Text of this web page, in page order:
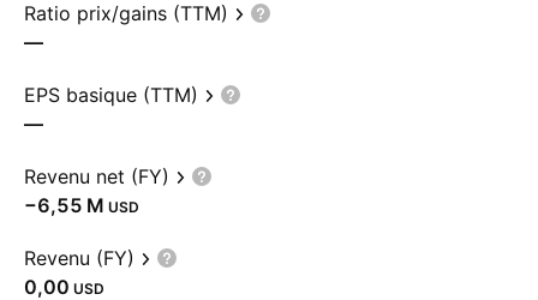
Ratio prix/gains (TTM)
—
EPS basique (TTM)
—
Revenu net (FY)
‪−6,55 M‬ USD
Revenu (FY)
0,00 USD